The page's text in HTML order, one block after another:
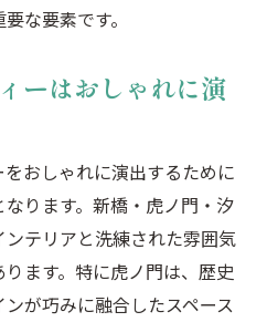
な要素です。
ーはおしゃれに演
おしゃれに演出するために
ります。新橋・虎ノ門・汐
テリアと洗練された雰囲気
ます。特に虎ノ門は、歴史
が巧みに融合したスペース